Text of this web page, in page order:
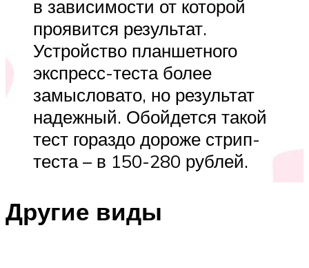
в зависимости от которой
проявится результат.
Устройство планшетного
экспресс-теста более
замысловато, но результат
надежный. Обойдется такой
тест гораздо дороже стрип-
теста – в 150-280 рублей.
Другие виды